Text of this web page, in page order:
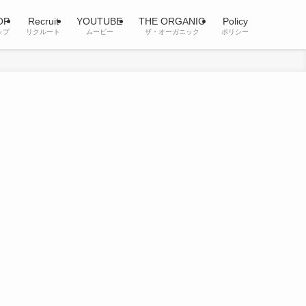
プ
Recruit
リクルート
YOUTUBE
ムービー
THE ORGANIC
ザ・オーガニック
Policy
ポリシー